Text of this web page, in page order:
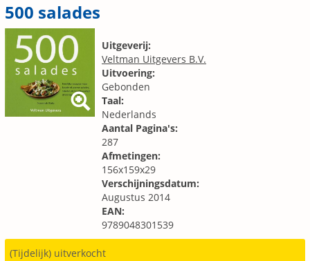
500 salades
Uitgeverij:
Veltman Uitgevers B.V.
Uitvoering:
Gebonden
Taal:
Nederlands
Aantal Pagina's:
287
Afmetingen:
156x159x29
Verschijningsdatum:
Augustus 2014
EAN:
9789048301539
(Tijdelijk) uitverkocht